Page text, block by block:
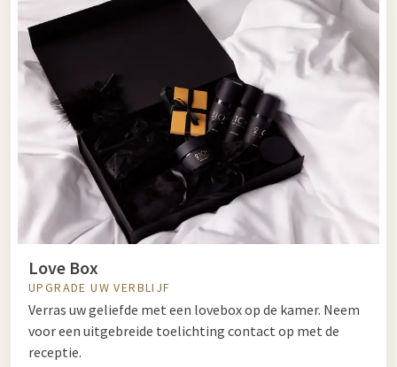
Love Box
UPGRADE UW VERBLIJF
​​​​​​​Verras uw geliefde met een lovebox op de kamer. Neem
voor een uitgebreide toelichting contact op met de
receptie.